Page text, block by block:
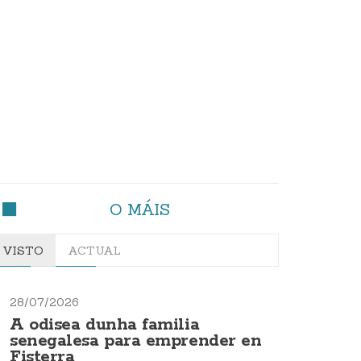
O MÁIS
VISTO ACTUAL
28/07/2026
A odisea dunha familia
senegalesa para emprender en